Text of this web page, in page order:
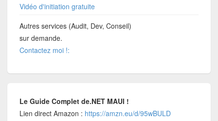
Vidéo d'initiation gratuite
Autres services (Audit, Dev, Conseil)
sur demande.
Contactez moi !:
Le Guide Complet de.NET MAUI !
Lien direct Amazon : https://amzn.eu/d/95wBULD